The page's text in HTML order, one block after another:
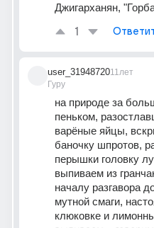
Джигарханян,
1
user_31948720
Гуру
11лет
на природе за
пеньком,
варёные яйцы,
баночку шпротов,
перышки головку
выпиваем из
началу разгавора
мутной смаги,
клюковке и